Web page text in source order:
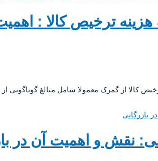
هزینه ترخیص کالا :
کالا از گمرک معمولا شامل مبالغ گوناگونی از
بازرگانی
نقش و اهمیت آن در